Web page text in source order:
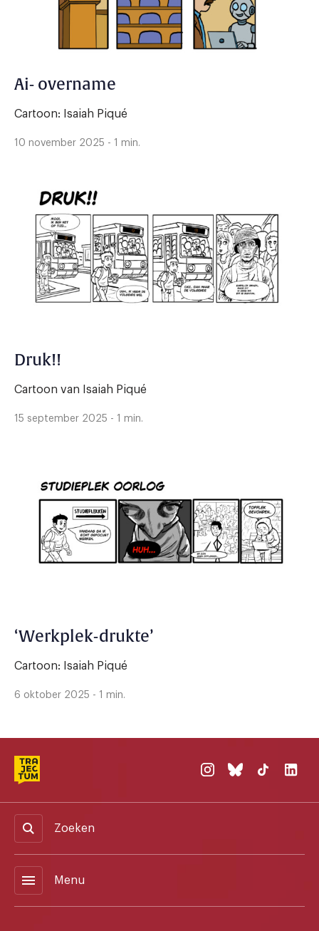
Ai- overname
Cartoon: Isaiah Piqué
10 november 2025 - 1 min.
Druk!!
Cartoon van Isaiah Piqué
15 september 2025 - 1 min.
‘Werkplek-drukte’
Cartoon: Isaiah Piqué
6 oktober 2025 - 1 min.
Zoeken
menu Menu